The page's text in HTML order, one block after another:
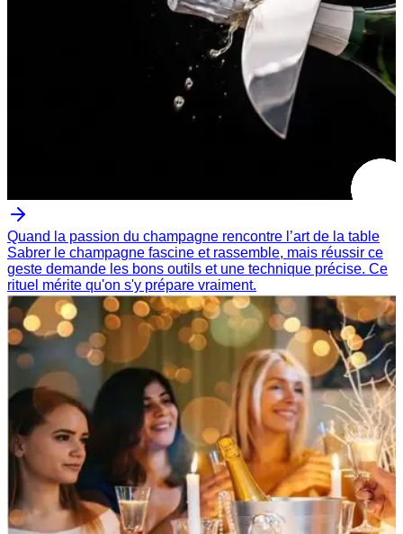
Quand la passion du champagne rencontre l’art de la table
Sabrer le champagne fascine et rassemble, mais réussir ce
geste demande les bons outils et une technique précise. Ce
rituel mérite qu'on s'y prépare vraiment.